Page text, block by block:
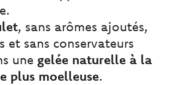
, sans arômes ajoutés,
et sans conservateurs
une gelée naturelle à la
plus moelleuse.